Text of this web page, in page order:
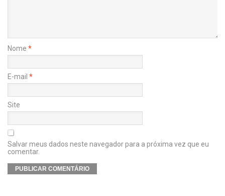
Nome *
E-mail *
Site
Salvar meus dados neste navegador para a próxima vez que eu
comentar.